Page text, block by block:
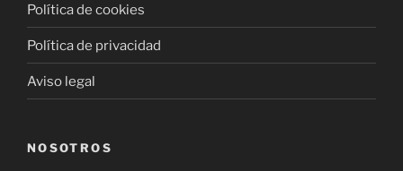
Política de cookies
Política de privacidad
Aviso legal
NOSOTROS